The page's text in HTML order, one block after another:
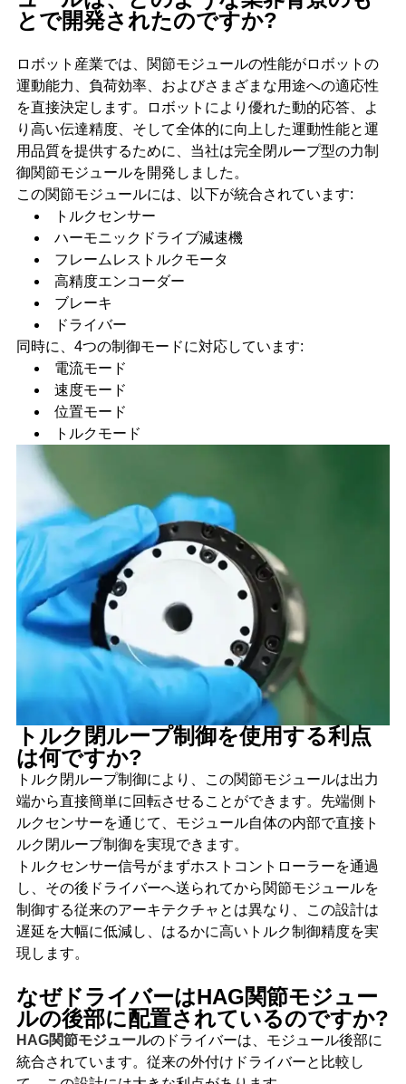
とで開発されたのですか?
ロボット産業では、関節モジュールの性能がロボットの
運動能力、負荷効率、およびさまざまな用途への適応性
を直接決定します。ロボットにより優れた動的応答、よ
り高い伝達精度、そして全体的に向上した運動性能と運
用品質を提供するために、当社は完全閉ループ型の力制
御関節モジュールを開発しました。
この関節モジュールには、以下が統合されています:
トルクセンサー
ハーモニックドライブ減速機
フレームレストルクモータ
高精度エンコーダー
ブレーキ
ドライバー
同時に、4つの制御モードに対応しています:
電流モード
速度モード
位置モード
トルクモード
トルク閉ループ制御を使用する利点
は何ですか?
トルク閉ループ制御により、この関節モジュールは出力
端から直接簡単に回転させることができます。先端側ト
ルクセンサーを通じて、モジュール自体の内部で直接ト
ルク閉ループ制御を実現できます。
トルクセンサー信号がまずホストコントローラーを通過
し、その後ドライバーへ送られてから関節モジュールを
制御する従来のアーキテクチャとは異なり、この設計は
遅延を大幅に低減し、はるかに高いトルク制御精度を実
現します。
なぜドライバーはHAG関節モジュー
ルの後部に配置されているのですか?
HAG関節モジュールのドライバーは、モジュール後部に
統合されています。従来の外付けドライバーと比較し